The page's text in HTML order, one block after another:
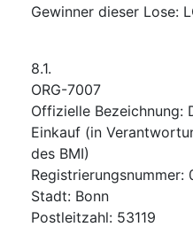
Gewinner dieser Lose:
8.1.
ORG-7007
Offizielle Bezeichnung:
Einkauf (in
des BMI)
Registrierungsnummer:
Stadt: Bonn
Postleitzahl: 53119